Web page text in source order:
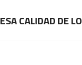
CALIDAD DE